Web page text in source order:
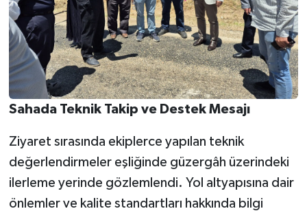
Sahada Teknik Takip ve Destek Mesajı
Ziyaret sırasında ekiplerce yapılan teknik
değerlendirmeler eşliğinde güzergâh üzerindeki
ilerleme yerinde gözlemlendi. Yol altyapısına dair
önlemler ve kalite standartları hakkında bilgi